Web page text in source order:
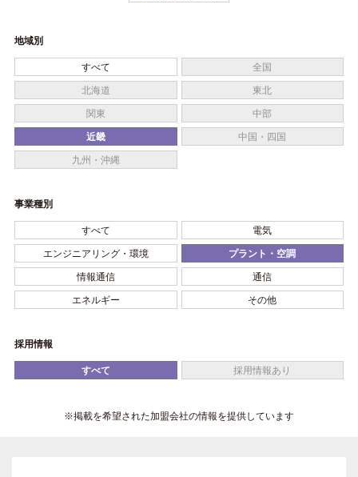
地域別
すべて 全国
北海道 東北
関東 中部
近畿 中国・四国
九州・沖縄
事業種別
すべて 電気
エンジニアリング・環境 プラント・空調
情報通信 通信
エネルギー その他
採用情報
すべて 採用情報あり
※掲載を希望された加盟会社の情報を提供しています